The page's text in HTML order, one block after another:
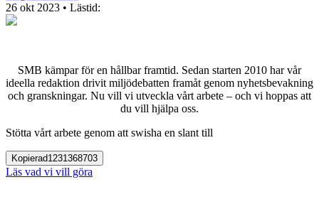
26 okt 2023 • Lästid:
SMB kämpar för en hållbar framtid. Sedan starten 2010 har vår
ideella redaktion drivit miljödebatten framåt genom nyhetsbevakning
och granskningar. Nu vill vi utveckla vårt arbete – och vi hoppas att
du vill hjälpa oss.
Stötta vårt arbete genom att swisha en slant till
Kopierad1231368703
Läs vad vi vill göra